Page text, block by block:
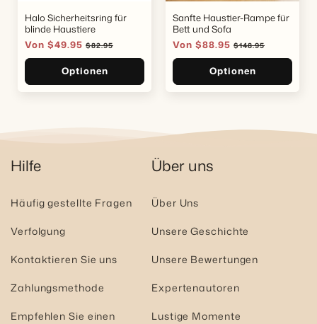
Halo Sicherheitsring für
blinde Haustiere
Verkaufspreis
Von $49.95 Normaler
Preis
$82.95
Optionen
Sanfte Haustier-Rampe für
Bett und Sofa
Verkaufspreis
Von $88.95 Normaler
Preis
$148.95
Optionen
Hilfe
Häufig gestellte Fragen
Verfolgung
Kontaktieren Sie uns
Zahlungsmethode
Empfehlen Sie einen
Über uns
Über Uns
Unsere Geschichte
Unsere Bewertungen
Expertenautoren
Lustige Momente